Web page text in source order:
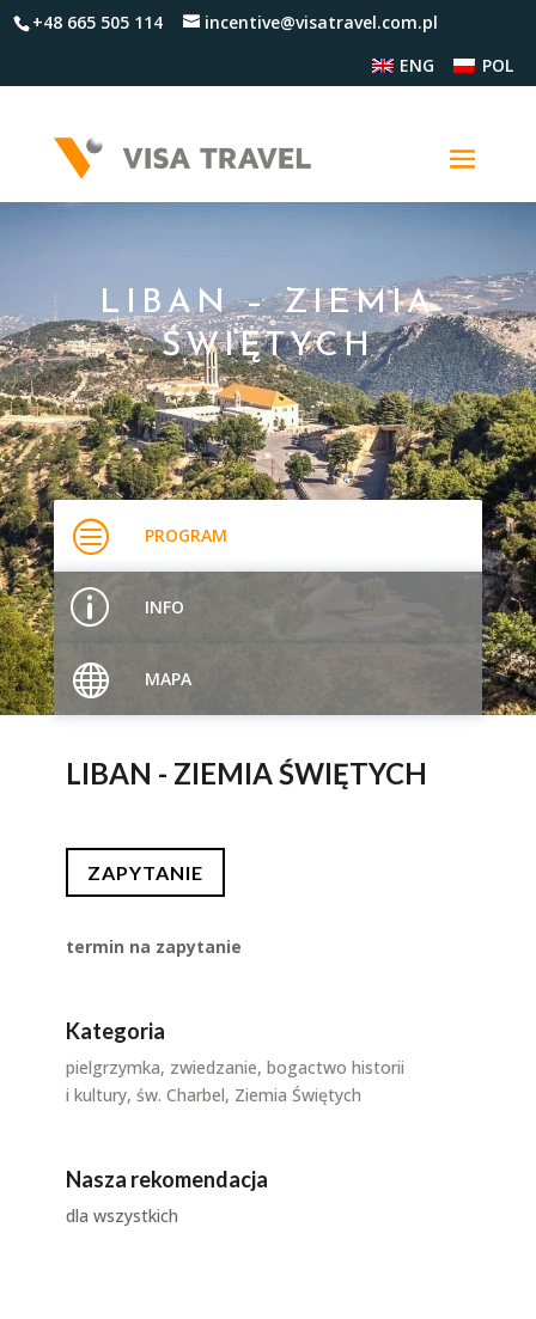
+48 665 505 114
incentive@visatravel.com.pl
ENG
POL
LIBAN – ZIEMIA
ŚWIĘTYCH
c PROGRAM
p INFO
 MAPA
LIBAN - ZIEMIA ŚWIĘTYCH
ZAPYTANIE
termin na zapytanie
Kategoria
pielgrzymka, zwiedzanie, bogactwo historii
i kultury, św. Charbel, Ziemia Świętych
Nasza rekomendacja
dla wszystkich